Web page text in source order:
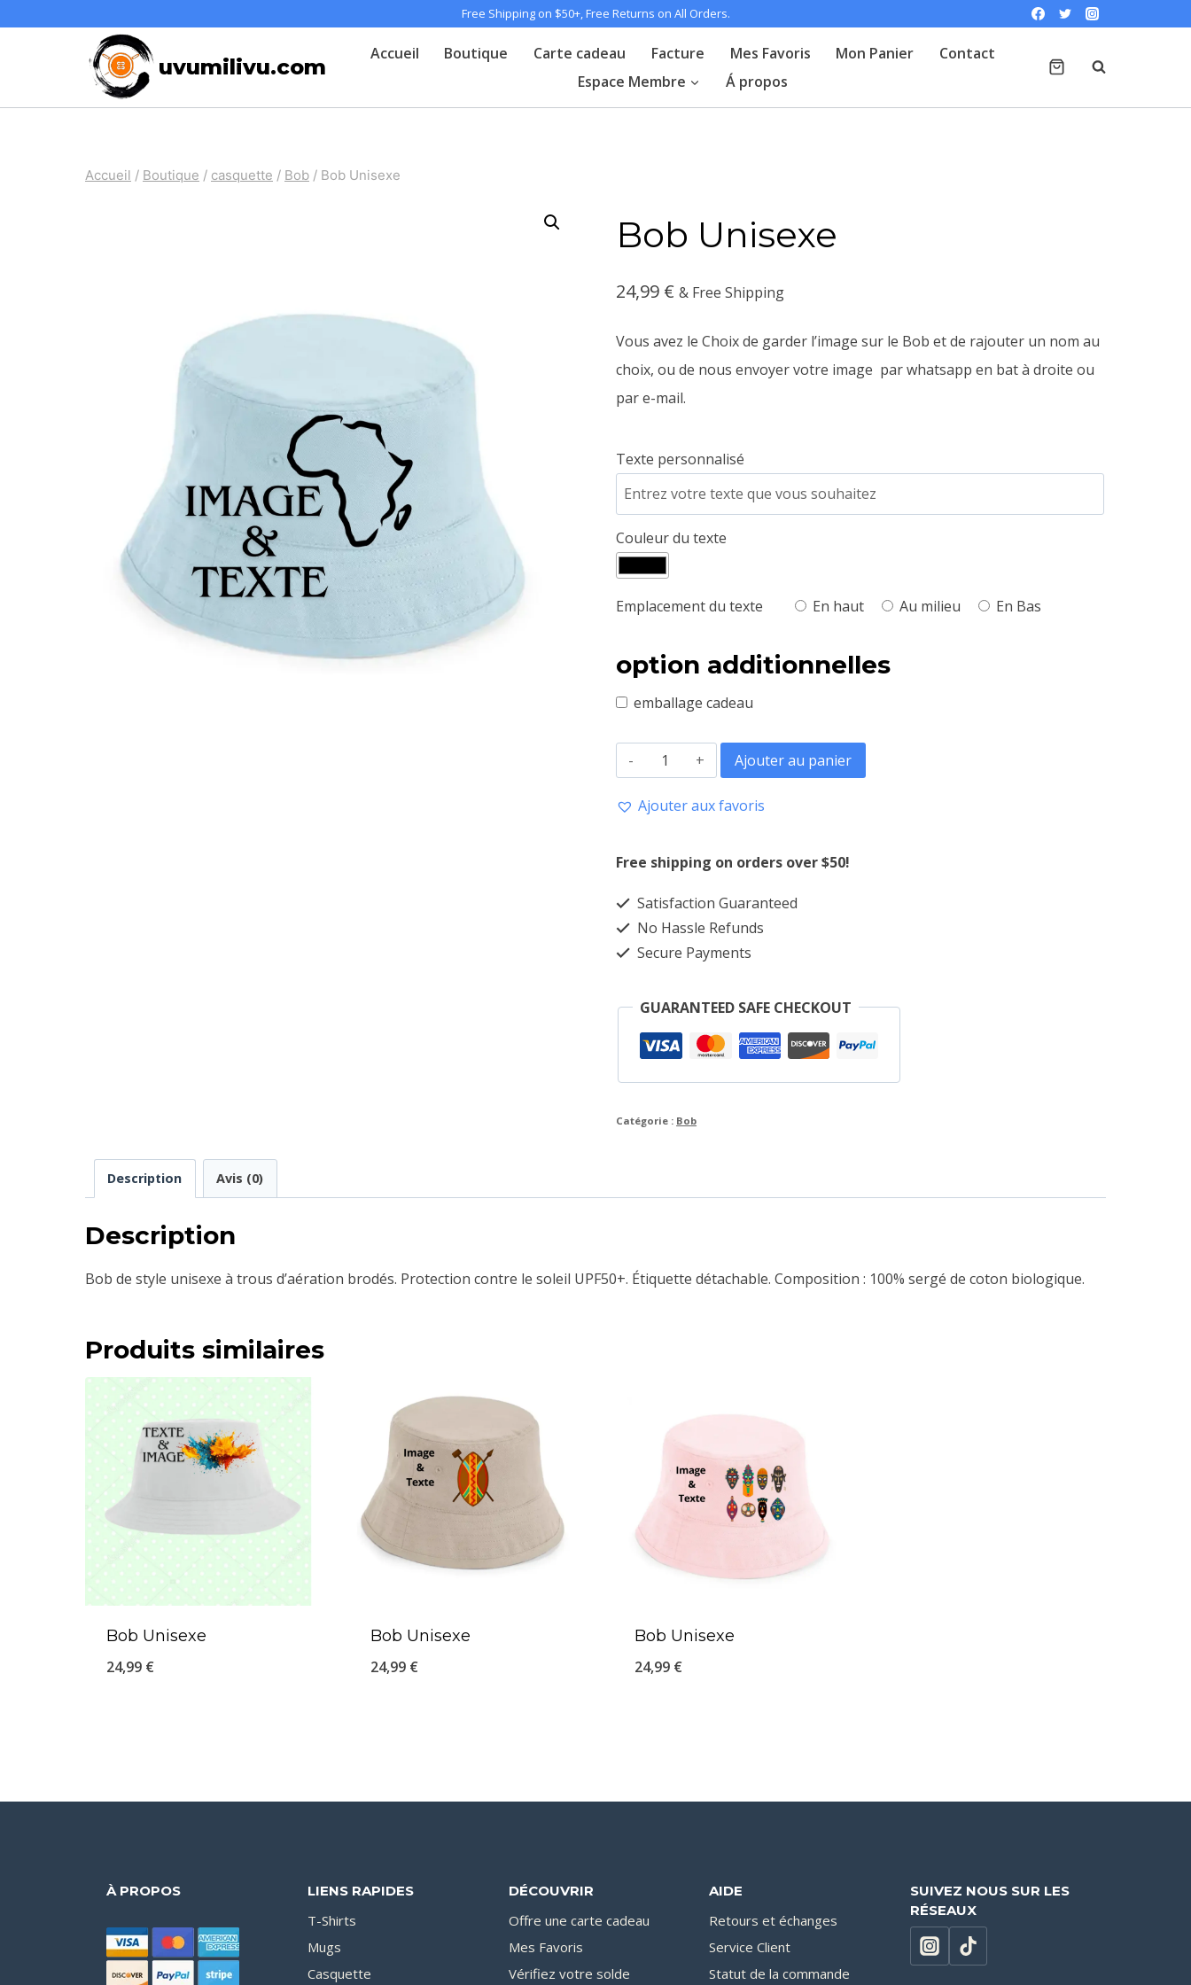
Free Shipping on $50+, Free Returns on All Orders.
uvumilivu.com
Accueil Boutique Carte cadeau Facture Mes Favoris Mon Panier
Contact
Espace Membre
Á propos
Accueil / Boutique / casquette / Bob / Bob Unisexe
Bob Unisexe
24,99 € & Free Shipping
Vous avez le Choix de garder l’image sur le Bob et de rajouter un nom au
choix, ou de nous envoyer votre image par whatsapp en bat à droite ou
par e-mail.
Texte personnalisé
Couleur du texte
Emplacement du texte En haut Au milieu En Bas
option additionnelles
emballage cadeau
quantité
Bob
Ajouter au panier
Ajouter aux favoris
Free shipping on orders over $50!
Satisfaction Guaranteed
No Hassle Refunds
Secure Payments
GUARANTEED SAFE CHECKOUT
Catégorie : Bob
Description Avis (0)
Description
Bob de style unisexe à trous d’aération brodés. Protection contre le soleil UPF50+. Étiquette détachable. Composition : 100% sergé de coton biologique.
Produits similaires
Bob Unisexe
24,99 €
Bob Unisexe
24,99 €
Bob Unisexe
24,99 €
À PROPOS LIENS RAPIDES
T-Shirts
Mugs
Casquette
DÉCOUVRIR
Offre une carte cadeau
Mes Favoris
Vérifiez votre solde
AIDE
Retours et échanges
Service Client
Statut de la commande
SUIVEZ NOUS SUR LES
RÉSEAUX